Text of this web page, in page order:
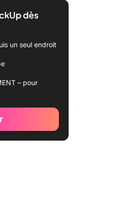
dès
un seul endroit
– pour